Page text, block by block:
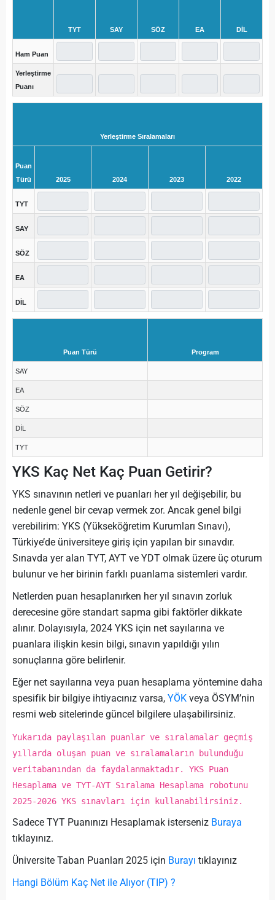
TYT SAY SÖZ EA DİL
Ham Puan
Yerleştirme
Puanı
Yerleştirme Sıralamaları
Puan
Türü
2025 2024 2023 2022
TYT
SAY
SÖZ
EA
DİL
Puan Türü Program
SAY
EA
SÖZ
DİL
TYT
YKS Kaç Net Kaç Puan Getirir?
YKS sınavının netleri ve puanları her yıl değişebilir, bu
nedenle genel bir cevap vermek zor. Ancak genel bilgi
verebilirim: YKS (Yükseköğretim Kurumları Sınavı),
Türkiye’de üniversiteye giriş için yapılan bir sınavdır.
Sınavda yer alan TYT, AYT ve YDT olmak üzere üç oturum
bulunur ve her birinin farklı puanlama sistemleri vardır.
Netlerden puan hesaplanırken her yıl sınavın zorluk
derecesine göre standart sapma gibi faktörler dikkate
alınır. Dolayısıyla, 2024 YKS için net sayılarına ve
puanlara ilişkin kesin bilgi, sınavın yapıldığı yılın
sonuçlarına göre belirlenir.
Eğer net sayılarına veya puan hesaplama yöntemine daha
spesifik bir bilgiye ihtiyacınız varsa, YÖK veya ÖSYM’nin
resmi web sitelerinde güncel bilgilere ulaşabilirsiniz.
Yukarıda paylaşılan puanlar ve sıralamalar geçmiş
yıllarda oluşan puan ve sıralamaların bulunduğu
veritabanından da faydalanmaktadır. YKS Puan
Hesaplama ve TYT-AYT Sıralama Hesaplama robotunu
2025-2026 YKS sınavları için kullanabilirsiniz.
Sadece TYT Puanınızı Hesaplamak isterseniz Buraya
tıklayınız.
Üniversite Taban Puanları 2025 için Burayı tıklayınız
Hangi Bölüm Kaç Net ile Alıyor (TIP) ?